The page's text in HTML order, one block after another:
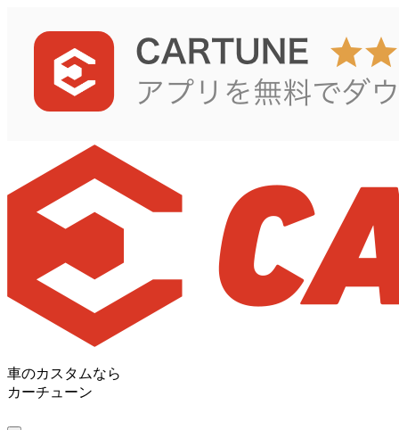
車のカスタムなら
カーチューン